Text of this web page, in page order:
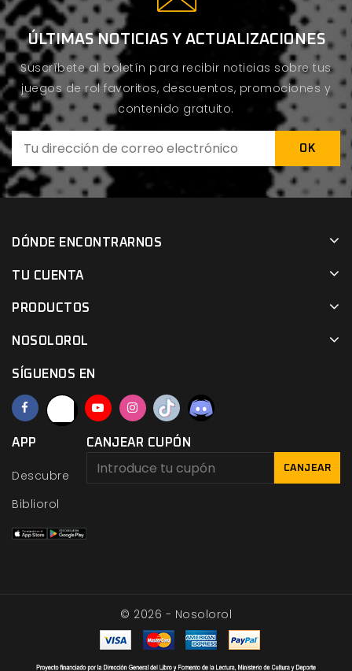
ÚLTIMAS NOTICIAS Y ACTUALIZACIONES
Suscríbete al boletín para recibir noticias sobre tus
juegos de rol favoritos, descuentos, promociones y
contenido gratuito.
DÓNDE ENCONTRARNOS
TU CUENTA
PRODUCTOS
NOSOLOROL
SÍGUENOS EN
APP
Descubre
Bibliorol
CANJEAR CUPÓN
CANJEAR
© 2026 - Nosolorol